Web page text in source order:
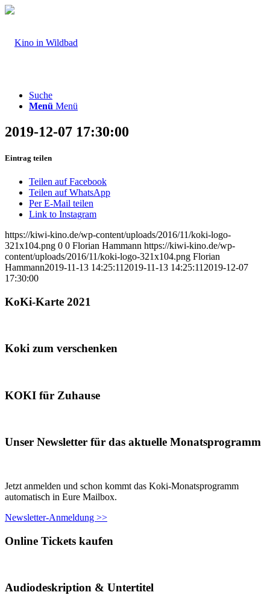
Suche
Menü Menü
2019-12-07 17:30:00
Eintrag teilen
Teilen auf Facebook
Teilen auf WhatsApp
Per E-Mail teilen
Link to Instagram
https://kiwi-kino.de/wp-content/uploads/2016/11/koki-logo-
321x104.png 0 0 Florian Hammann https://kiwi-kino.de/wp-
content/uploads/2016/11/koki-logo-321x104.png Florian
Hammann2019-11-13 14:25:11 2019-11-13 14:25:11 2019-12-07
17:30:00
KoKi-Karte 2021
Koki zum verschenken
KOKI für Zuhause
Unser Newsletter für das aktuelle Monatsprogramm
Jetzt anmelden und schon kommt das Koki-Monatsprogramm
automatisch in Eure Mailbox.
Newsletter-Anmeldung >>
Online Tickets kaufen
Audiodeskription & Untertitel